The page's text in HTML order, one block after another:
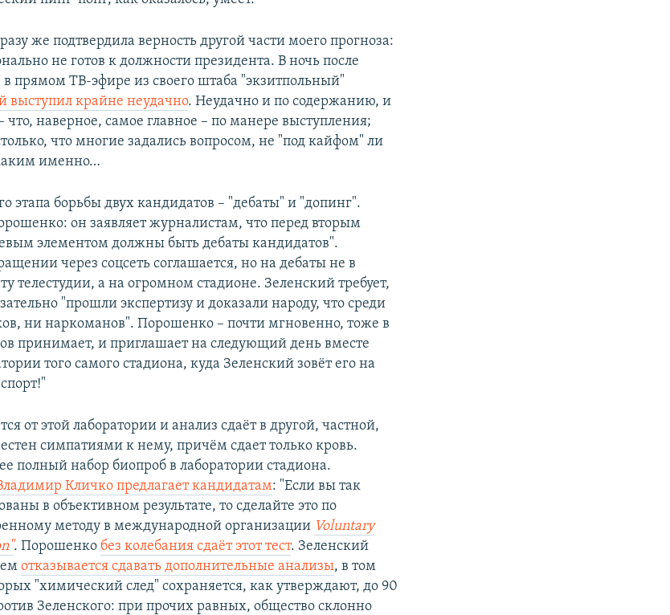
же подтвердила верность другой части моего прогноза:
не готов к должности президента. В ночь после
в прямом ТВ-эфире из своего штаба "экзитпольный"
выступил крайне неудачно. Неудачно и по содержанию, и
что, наверное, самое главное – по манере выступления;
что многие задались вопросом, не "под кайфом" ли
именно…
этапа борьбы двух кандидатов – "дебаты" и "допинг".
он заявляет журналистам, что перед вторым
элементом должны быть дебаты кандидатов".
через соцсеть соглашается, но на дебаты не в
телестудии, а на огромном стадионе. Зеленский требует,
"прошли экспертизу и доказали народу, что среди
ни наркоманов". Порошенко – почти мгновенно, тоже в
принимает, и приглашает на следующий день вместе
того самого стадиона, куда Зеленский зовёт его на
от этой лаборатории и анализ сдаёт в другой, частной,
симпатиями к нему, причём сдает только кровь.
полный набор биопроб в лаборатории стадиона.
Кличко предлагает кандидатам: "Если вы так
в объективном результате, то сделайте это по
методу в международной организации Voluntary
. Порошенко без колебания сдаёт этот тест. Зеленский
отказывается сдавать дополнительные анализы, в том
"химический след" сохраняется, как утверждают, до 90
Зеленского: при прочих равных, общество склонно